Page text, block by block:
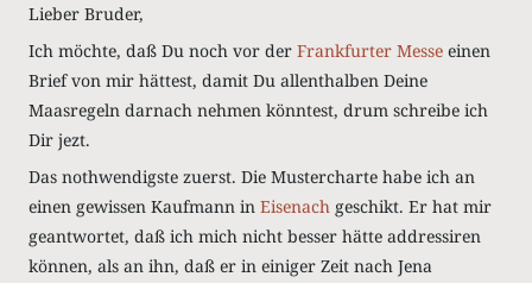
Lieber Bruder,
Ich möchte, daß Du noch vor der Frankfurter Messe einen
Brief von mir hättest, damit Du allenthalben Deine
Maasregeln darnach nehmen könntest, drum schreibe ich
Dir jezt.
Das nothwendigste zuerst. Die Mustercharte habe ich an
einen gewissen Kaufmann in Eisenach geschikt. Er hat mir
geantwortet, daß ich mich nicht besser hätte addressiren
können, als an ihn, daß er in einiger Zeit nach Jena